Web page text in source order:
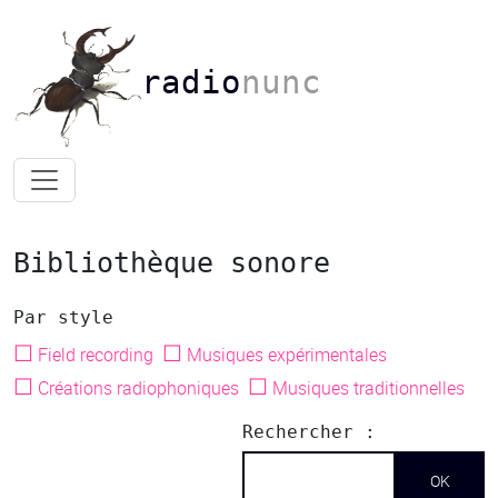
radionunc
Bibliothèque sonore
Par style
☐ Field recording ☐ Musiques expérimentales
☐ Créations radiophoniques ☐ Musiques traditionnelles
Rechercher :